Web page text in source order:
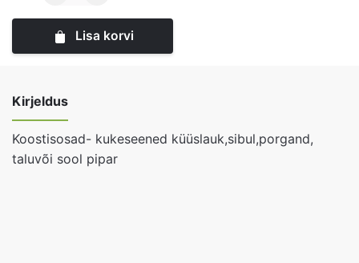
Küüslaugu
kogus
Lisa korvi
Kirjeldus
Koostisosad- kukeseened küüslauk,sibul,porgand,
taluvõi sool pipar